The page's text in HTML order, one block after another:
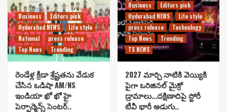
Business
Editors pick
Hyderabad NEWS
Life style
National
press release
Top News
Trending
రెండేళ్ల క్రీడా శ్రేష్టతను వేడుక
చేసిన ఒడిషా AM/NS
ఇండియా ఖో ఖో హై
పెర్ఫార్మెన్స్ సెంటర్..
Business
Editors pick
Hyderabad NEWS
Life style
press release
Technology
Top News
Trending
TS NEWS
2027 మార్చి నాటికి వెయ్యికి
పైగా ఒరిజినల్ మైక్రో
డ్రామాలు…దక్షిణాదిపై స్టోరీ
టీవీ భారీ అడుగు..